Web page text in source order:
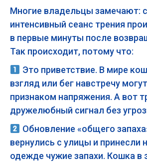
Многие владельцы замечают:
интенсивный сеанс трения
в первые минуты после
Так происходит, потому что:
Это приветствие. В мире
взгляд или бег навстречу
признаком напряжения. А вот
дружелюбный сигнал без
Обновление «общего
вернулись с улицы и принесли
одежде чужие запахи. Кошка в